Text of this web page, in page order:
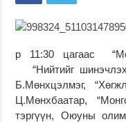
р 11:30 цагаас
“Нийтийг
Б.Мөнхцэлмэг,
Ц.Мөнхбаатар,
тэргүүн, Оюуны